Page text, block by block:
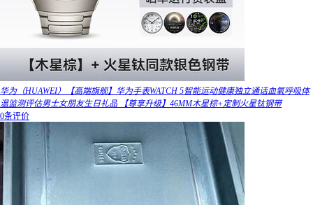
华为（HUAWEI）【高端旗舰】华为手表WATCH 5智能运动健康独立通话血氧呼吸体
温监测评估男士女朋友生日礼品 【尊享升级】46MM木星棕+定制火星钛钢带
0条评价